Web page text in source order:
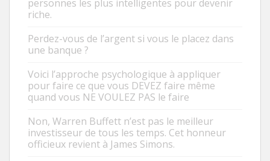
personnes les plus intelligentes pour devenir
riche.
Perdez-vous de l’argent si vous le placez dans
une banque ?
Voici l’approche psychologique à appliquer
pour faire ce que vous DEVEZ faire même
quand vous NE VOULEZ PAS le faire
Non, Warren Buffett n’est pas le meilleur
investisseur de tous les temps. Cet honneur
officieux revient à James Simons.